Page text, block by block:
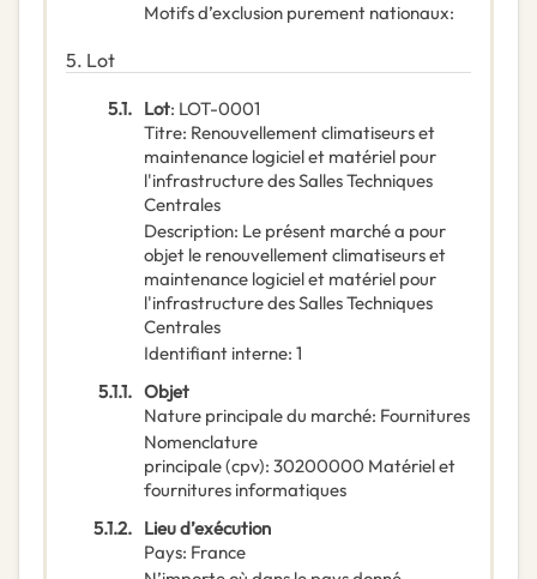
Motifs d’exclusion purement nationaux:
5. Lot
5.1. Lot: LOT-0001
Titre: Renouvellement climatiseurs et
maintenance logiciel et matériel pour
l'infrastructure des Salles Techniques
Centrales
Description: Le présent marché a pour
objet le renouvellement climatiseurs et
maintenance logiciel et matériel pour
l'infrastructure des Salles Techniques
Centrales
Identifiant interne: 1
5.1.1. Objet
Nature principale du marché: Fournitures
Nomenclature
principale(cpv): 30200000 Matériel et
fournitures informatiques
5.1.2. Lieu d’exécution
Pays: France